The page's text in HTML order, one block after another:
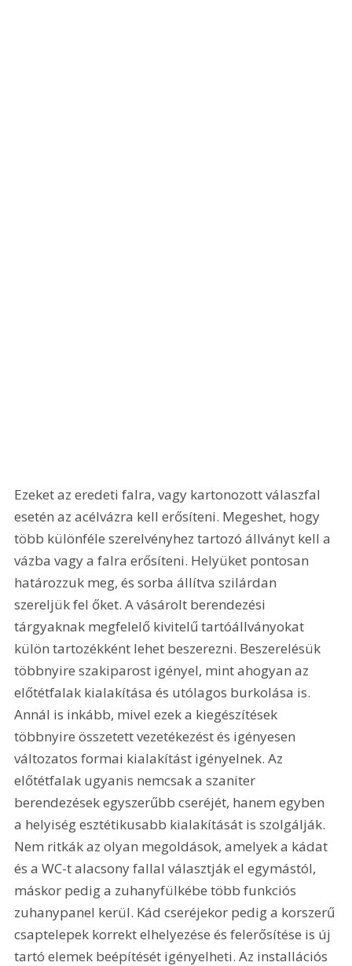
Ezeket az eredeti falra, vagy kartonozott válaszfal
esetén az acélvázra kell erősíteni. Megeshet, hogy
több különféle szerelvényhez tartozó állványt kell a
vázba vagy a falra erősíteni. Helyüket pontosan
határozzuk meg, és sorba állítva szilárdan
szereljük fel őket. A vásárolt berendezési
tárgyaknak megfelelő kivitelű tartóállványokat
külön tartozékként lehet beszerezni. Beszerelésük
többnyire szakiparost igényel, mint ahogyan az
előtétfalak kialakítása és utólagos burkolása is.
Annál is inkább, mivel ezek a kiegészítések
többnyire összetett vezetékezést és igényesen
változatos formai kialakítást igényelnek. Az
előtétfalak ugyanis nemcsak a szaniter
berendezések egyszerűbb cseréjét, hanem egyben
a helyiség esztétikusabb kialakítását is szolgálják.
Nem ritkák az olyan megoldások, amelyek a kádat
és a WC-t alacsony fallal választják el egymástól,
máskor pedig a zuhanyfülkébe több funkciós
zuhanypanel kerül. Kád cseréjekor pedig a korszerű
csaptelepek korrekt elhelyezése és felerősítése is új
tartó elemek beépítését igényelheti. Az installációs